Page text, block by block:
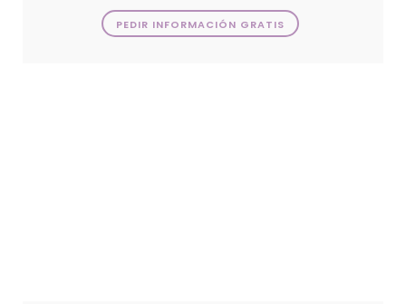
PEDIR INFORMACIÓN GRATIS